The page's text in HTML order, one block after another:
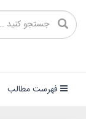
فهرست مطالب